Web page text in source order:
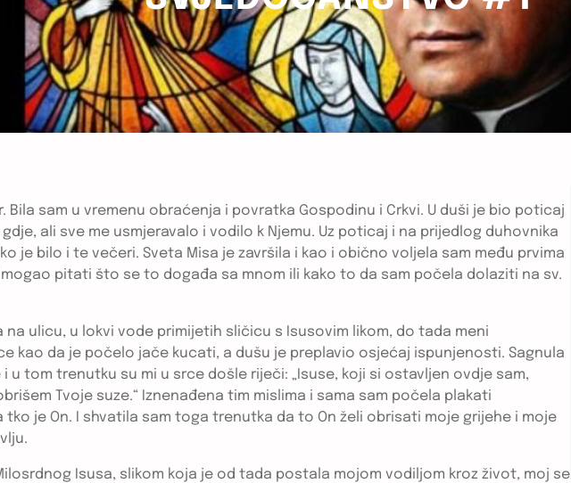
Bila sam u vremenu obraćenja i povratka Gospodinu i Crkvi. U duši je bio poticaj
ali sve me usmjeravalo i vodilo k Njemu. Uz poticaj i na prijedlog duhovnika
je bilo i te večeri. Sveta Misa je završila i kao i obično voljela sam među prvima
pitati što se to događa sa mnom ili kako to da sam počela dolaziti na sv.
na ulicu, u lokvi vode primijetih sličicu s Isusovim likom, do tada meni
kao da je počelo jače kucati, a dušu je preplavio osjećaj ispunjenosti. Sagnula
u tom trenutku su mi u srce došle riječi: „Isuse, koji si ostavljen ovdje sam,
Tvoje suze.“ Iznenađena tim mislima i sama sam počela plakati
je On. I shvatila sam toga trenutka da to On želi obrisati moje grijehe i moje
Isusa, slikom koja je od tada postala mojom vodiljom kroz život, moj se